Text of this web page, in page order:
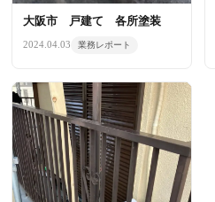
大阪市 戸建て 各所塗装
2024.04.03 業務レポート